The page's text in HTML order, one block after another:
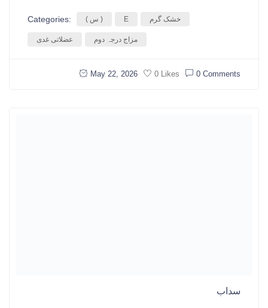
Categories: ( س ) E خشک گرم
عضلاتی غدی مزاج درجہ دوم
May 22, 2026 0 Likes 0 Comments
سداب